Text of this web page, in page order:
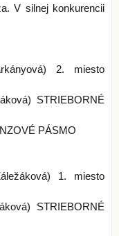
V silnej konkurencii
2. miesto
STRIEBORNÉ
PÁSMO
1. miesto
STRIEBORNÉ